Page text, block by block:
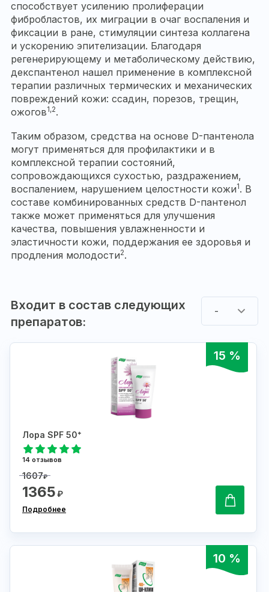
способствует усилению пролиферации
фибробластов, их миграции в очаг воспаления и
фиксации в ране, стимуляции синтеза коллагена
и ускорению эпителизации. Благодаря
регенерирующему и метаболическому действию,
декспантенол нашел применение в комплексной
терапии различных термических и механических
повреждений кожи: ссадин, порезов, трещин,
ожогов1,2.
Таким образом, средства на основе D-пантенола
могут применяться для профилактики и в
комплексной терапии состояний,
сопровождающихся сухостью, раздражением,
воспалением, нарушением целостности кожи1. В
составе комбинированных средств D-пантенол
также может применяться для улучшения
качества, повышения увлажненности и
эластичности кожи, поддержания ее здоровья и
продления молодости2.
Входит в состав следующих
препаратов:
-
15 %
Лора SPF 50⁺
14 отзывов
1607₽
1365₽
Подробнее
10 %